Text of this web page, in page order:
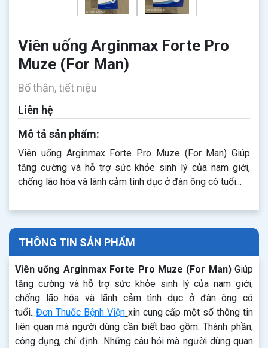
Viên uống Arginmax Forte Pro
Muze (For Man)
Bổ thận, tiết niệu
Liên hệ
Mô tả sản phẩm:
Viên uống Arginmax Forte Pro Muze (For Man)​​​​​​​ Giúp
tăng cường và hỗ trợ sức khỏe sinh lý của nam giới,
chống lão hóa và lãnh cảm tình dục ở đàn ông có tuổi...
THÔNG TIN SẢN PHẨM
Viên uống Arginmax Forte Pro Muze (For Man)Giúp
tăng cường và hỗ trợ sức khỏe sinh lý của nam giới,
chống lão hóa và lãnh cảm tình dục ở đàn ông có
tuổi...Đơn Thuốc Bệnh Viện xin cung cấp một số thông tin
liên quan mà người dùng cần biết bao gồm: Thành phần,
công dụng, chỉ định…Những câu hỏi mà người dùng quan